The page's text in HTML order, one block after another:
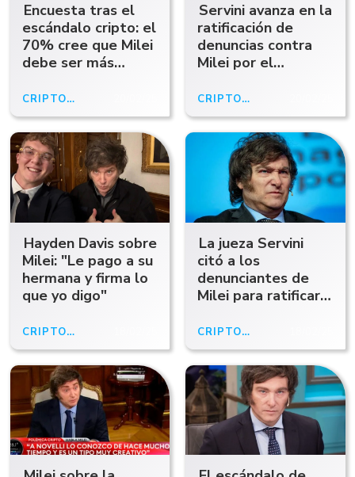
Encuesta tras el
escándalo cripto: el
70% cree que Milei
debe ser más
CRIPTOGATE
Servini avanza en la
ratificación de
denuncias contra
Milei por el
criptomoneda Libra
CRIPTOGATE
Hayden Davis sobre
Milei: "Le pago a su
hermana y firma lo
que yo digo"
CRIPTOGATE
La jueza Servini
citó a los
denunciantes de
Milei para ratificar
la estafa de
$LIBRA
CRIPTOGATE